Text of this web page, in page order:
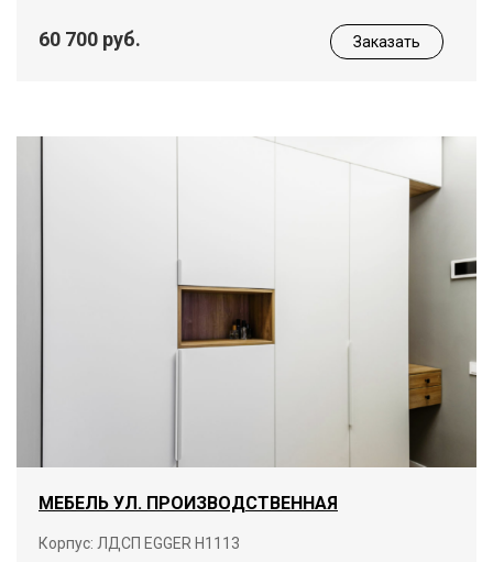
60 700 руб. Заказать
МЕБЕЛЬ УЛ. ПРОИЗВОДСТВЕННАЯ
Корпус: ЛДСП EGGER H1113